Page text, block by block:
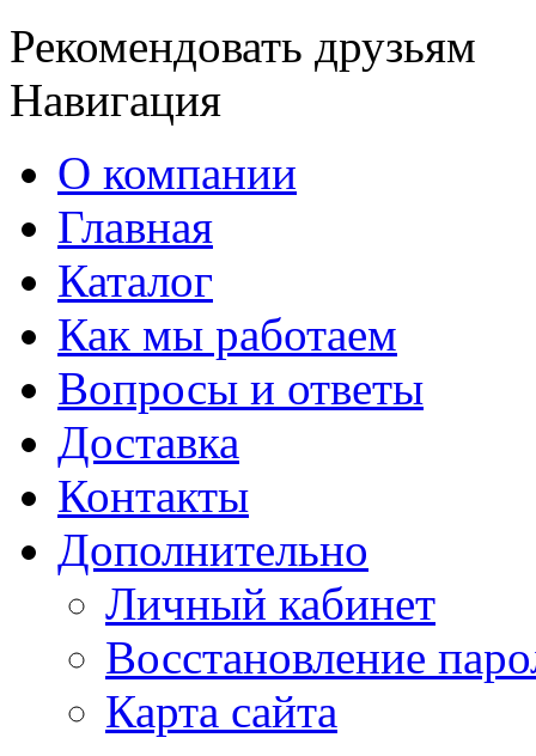
Рекомендовать друзьям
Навигация
О компании
Главная
Каталог
Как мы работаем
Вопросы и ответы
Доставка
Контакты
Дополнительно
Личный кабинет
Восстановление
Карта сайта